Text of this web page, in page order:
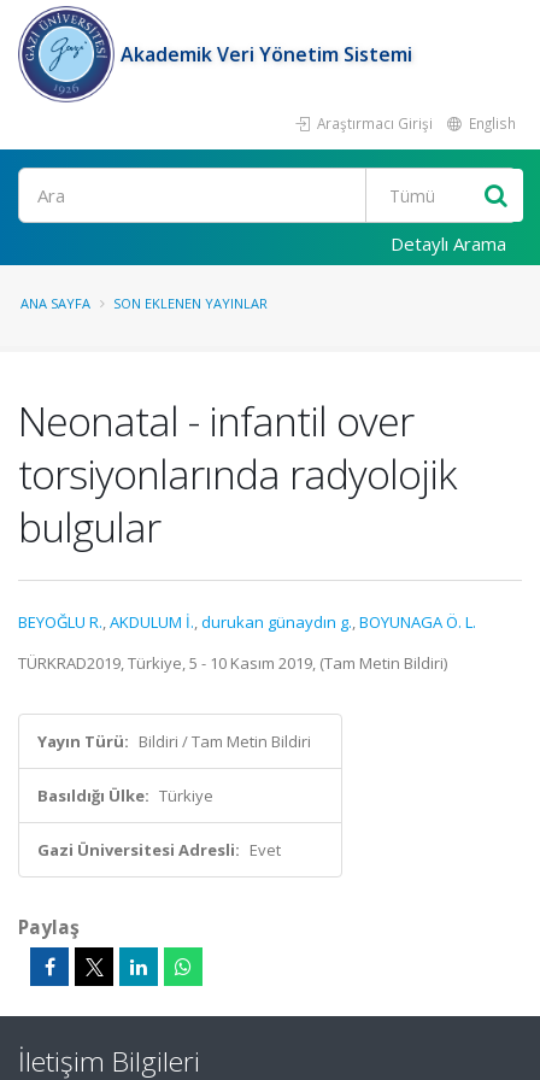
Akademik Veri Yönetim Sistemi
Araştırmacı Girişi English
Ara
Detaylı Arama
ANA SAYFA SON EKLENEN YAYINLAR
Neonatal - infantil over
torsiyonlarında radyolojik
bulgular
BEYOĞLU R.,AKDULUM İ.,durukan günaydın g.,BOYUNAGA Ö. L.
TÜRKRAD2019, Türkiye, 5 - 10 Kasım 2019, (Tam Metin Bildiri)
Yayın Türü: Bildiri / Tam Metin Bildiri
Basıldığı Ülke: Türkiye
Gazi Üniversitesi Adresli: Evet
Paylaş
İletişim Bilgileri